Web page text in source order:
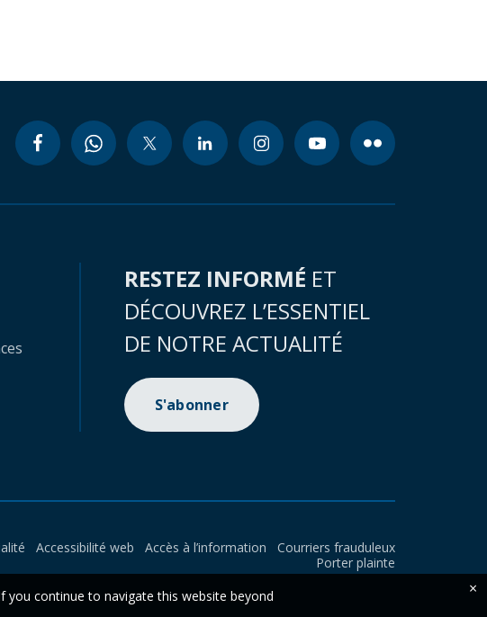
RESTEZ INFORMÉ ET
DÉCOUVREZ L’ESSENTIEL
DE NOTRE ACTUALITÉ
S'abonner
Accessibilité web Accès à l’information
Courriers frauduleux
Porter plainte
you continue to navigate this website beyond
×